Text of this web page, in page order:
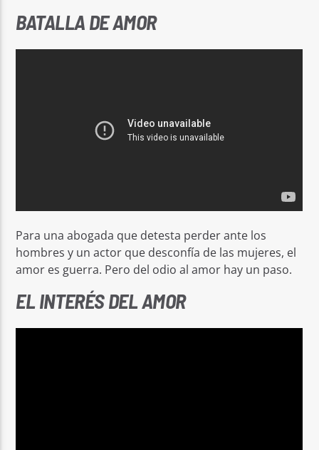
BATALLA DE AMOR
Para una abogada que detesta perder ante los
hombres y un actor que desconfía de las mujeres, el
amor es guerra. Pero del odio al amor hay un paso.
EL INTERÉS DEL AMOR